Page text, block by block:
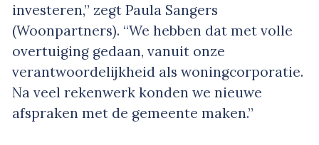
investeren,” zegt Paula Sangers
(Woonpartners). “We hebben dat met volle
overtuiging gedaan, vanuit onze
verantwoordelijkheid als woningcorporatie.
Na veel rekenwerk konden we nieuwe
afspraken met de gemeente maken.”